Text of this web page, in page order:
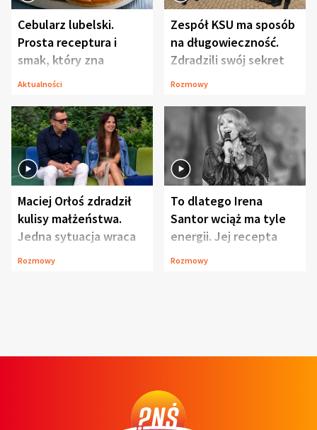
Cebularz lubelski.
Prosta receptura i
smak, który zna
Lubelszczyzna
Aktualności
Zespół KSU ma sposób
na długowieczność.
Zdradzili swój sekret
Rozmowy
Maciej Orłoś zdradził
kulisy małżeństwa.
Jedna sytuacja wraca
jak bumerang
Rozmowy
To dlatego Irena
Santor wciąż ma tyle
energii. Jej recepta
jest zaskakująco
Rozmowy